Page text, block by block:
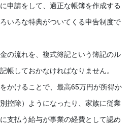
申請をして、適正な帳簿を作成する
いろな特典がついてくる申告制度で
の流れを、複式簿記という簿記のル
帳しておかなければなりません。
かけることで、最高65万円が所得か
控除）ようになったり、家族に従業
支払う給与が事業の経費として認め